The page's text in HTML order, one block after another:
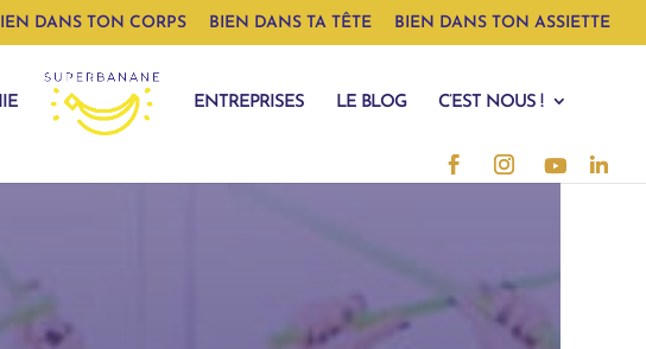
DANS TON CORPS BIEN DANS TA TÊTE BIEN DANS TON ASSIETTE
ENTREPRISES LE BLOG C’EST NOUS !